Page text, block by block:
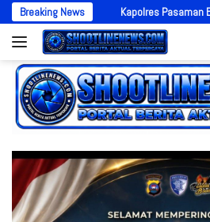
Langsung
ke
konten
Breaking News
Kapolres Pasaman Barat AKBP Agung